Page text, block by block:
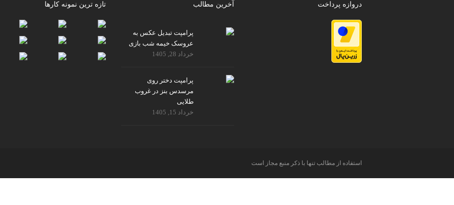
دروازه پرداخت آخرین مطالب
پرامپت تبدیل عکس به
عروسک خیمه شب بازی
خرداد 28, 1405
پرامپت دختر روی
مرسدس بنز در غروب
طلایی
خرداد 15, 1405
تازه ترین نمونه کارها
استفاده از مطالب تنها با ذکر منبع مجاز است